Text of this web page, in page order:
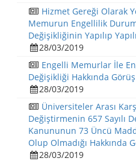
Hizmet Gereği Olarak
Memurun Engellilik
Değişikliğinin Yapılıp
28/03/2019
Engelli Memurlar İle
Değişikliği Hakkında Görüş
28/03/2019
Üniversiteler Arası
Değiştirmenin 657 Sayılı
Kanununun 73 Üncü
Olup Olmadığı Hakkında
28/03/2019